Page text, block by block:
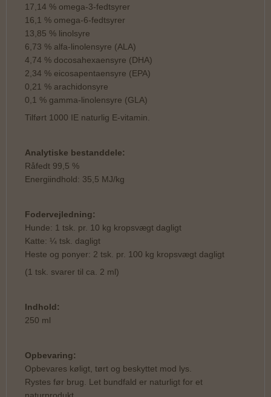
17,14 % omega-3-fedtsyrer
16,1 % omega-6-fedtsyrer
13,85 % linolsyre
6,73 % alfa-linolensyre (ALA)
4,74 % docosahexaensyre (DHA)
2,34 % eicosapentaensyre (EPA)
0,21 % arachidonsyre
0,1 % gamma-linolensyre (GLA)
Tilført 1000 IE naturlig E-vitamin.
Analytiske bestanddele:
Råfedt 99,5 %
Energiindhold: 35,5 MJ/kg
Fodervejledning:
Hunde: 1 tsk. pr. 10 kg kropsvægt dagligt
Katte: ¼ tsk. dagligt
Heste og ponyer: 2 tsk. pr. 100 kg kropsvægt dagligt
(1 tsk. svarer til ca. 2 ml)
Indhold:
250 ml
Opbevaring:
Opbevares køligt, tørt og beskyttet mod lys.
Rystes før brug. Let bundfald er naturligt for et
naturprodukt.